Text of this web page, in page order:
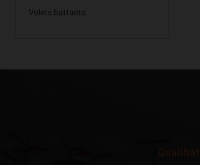
Volets battants
Qualibat